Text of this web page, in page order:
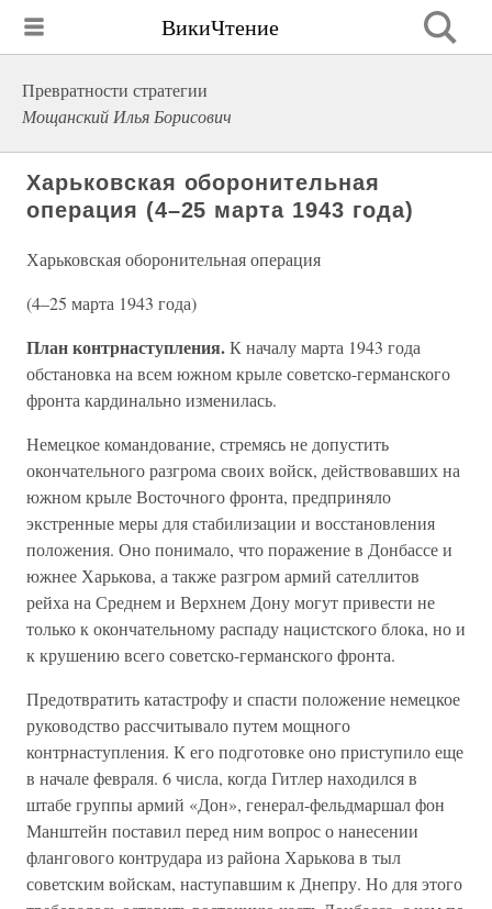
ВикиЧтение
Превратности стратегии
Мощанский Илья Борисович
Харьковская оборонительная
операция (4–25 марта 1943 года)
Харьковская оборонительная операция
(4–25 марта 1943 года)
План контрнаступления.К началу марта 1943 года
обстановка на всем южном крыле советско-германского
фронта кардинально изменилась.
Немецкое командование, стремясь не допустить
окончательного разгрома своих войск, действовавших на
южном крыле Восточного фронта, предприняло
экстренные меры для стабилизации и восстановления
положения. Оно понимало, что поражение в Донбассе и
южнее Харькова, а также разгром армий сателлитов
рейха на Среднем и Верхнем Дону могут привести не
только к окончательному распаду нацистского блока, но и
к крушению всего советско-германского фронта.
Предотвратить катастрофу и спасти положение немецкое
руководство рассчитывало путем мощного
контрнаступления. К его подготовке оно приступило еще
в начале февраля. 6 числа, когда Гитлер находился в
штабе группы армий «Дон», генерал-фельдмаршал фон
Манштейн поставил перед ним вопрос о нанесении
флангового контрудара из района Харькова в тыл
советским войскам, наступавшим к Днепру. Но для этого